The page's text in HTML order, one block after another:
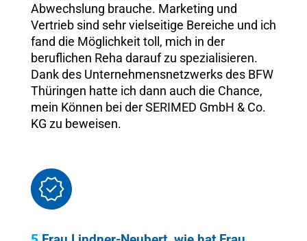
Abwechslung brauche. Marketing und
Vertrieb sind sehr vielseitige Bereiche und ich
fand die Möglichkeit toll, mich in der
beruflichen Reha darauf zu spezialisieren.
Dank des Unternehmensnetzwerks des BFW
Thüringen hatte ich dann auch die Chance,
mein Können bei der SERIMED GmbH & Co.
KG zu beweisen.